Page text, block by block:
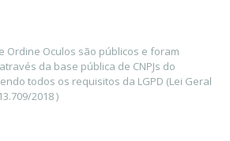
Ordine Oculos são públicos e foram
da base pública de CNPJs do
todos os requisitos da LGPD (Lei Geral
2018 )